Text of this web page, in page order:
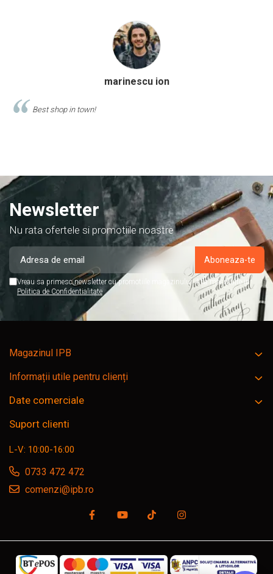
Calinescu Matei
Comand produse de papetarie si birotica de cel putin 10 ani de la
Newsletter
Nu rata ofertele si promotiile noastre
Vreau sa primesc newsletter cu promotiile magazinului. Afla mai multe in
Politica de Confidentialitate
Magazinul IPB
Informații utile pentru clienți
Date comerciale
Suport clienti
L-V: 10:00-16:00
0733 472 472
comenzi@ipb.ro